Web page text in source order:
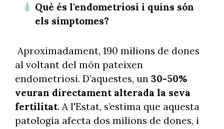
Què és l'endometriosi i quins són
els símptomes?
Aproximadament, 190 milions de dones
al voltant del món pateixen
endometriosi. D’aquestes, un30-50%
veuran directament alterada la seva
fertilitat. A l'Estat, s’estima que aquesta
patologia afecta dos milions de dones, i